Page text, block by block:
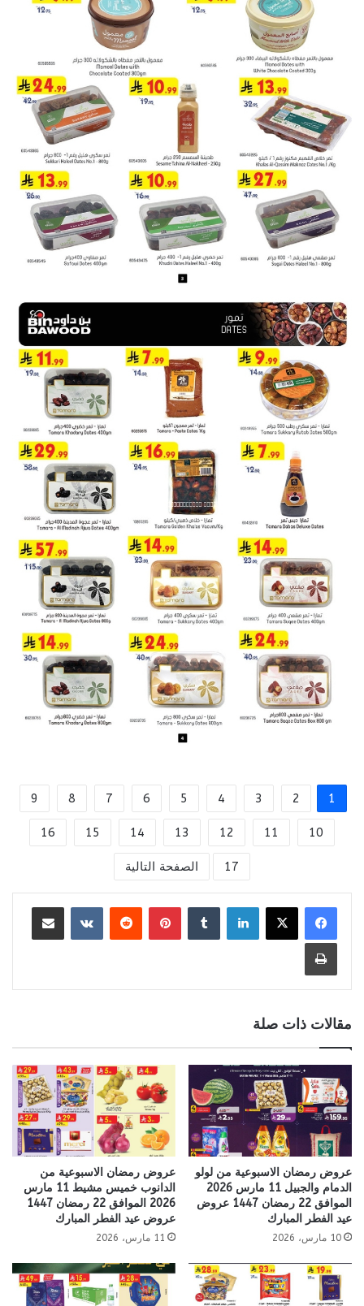
1
2
3
4
5
6
7
8
9
10
11
12
13
14
15
16
17 الصفحة التالية
لينكدإن بينتيريست مشاركة عبر البريد
طباعة
مقالات ذات صلة
عروض رمضان الاسبوعية من لولو
الدمام والجبيل 11 مارس 2026
الموافق 22 رمضان 1447 عروض
عيد الفطر المبارك
10 مارس، 2026
عروض رمضان الاسبوعية من
الدانوب خميس مشيط 11 مارس
2026 الموافق 22 رمضان 1447
عروض عيد الفطر المبارك
11 مارس، 2026